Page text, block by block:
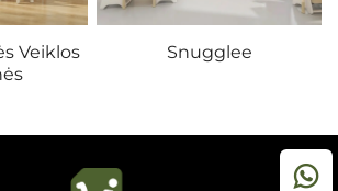
Veiklos
Snugglee